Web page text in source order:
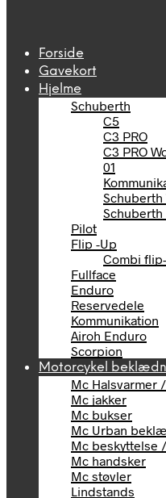
Forside
Gavekort
Hjelme
Schuberth
C5
C3 PRO
C3 PRO
01
Schuberth
Schuberth
Pilot
Flip -Up
Combi
Fullface
Enduro
Reservedele
Kommunikation
Airoh Enduro
Scorpion
Motorcykel
Mc Halsvarmer
Mc jakker
Mc bukser
Mc Urban
Mc beskyttelse
Mc handsker
Mc støvler
Lindstands